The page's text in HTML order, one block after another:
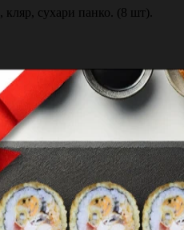
сухари панко. (8 шт).